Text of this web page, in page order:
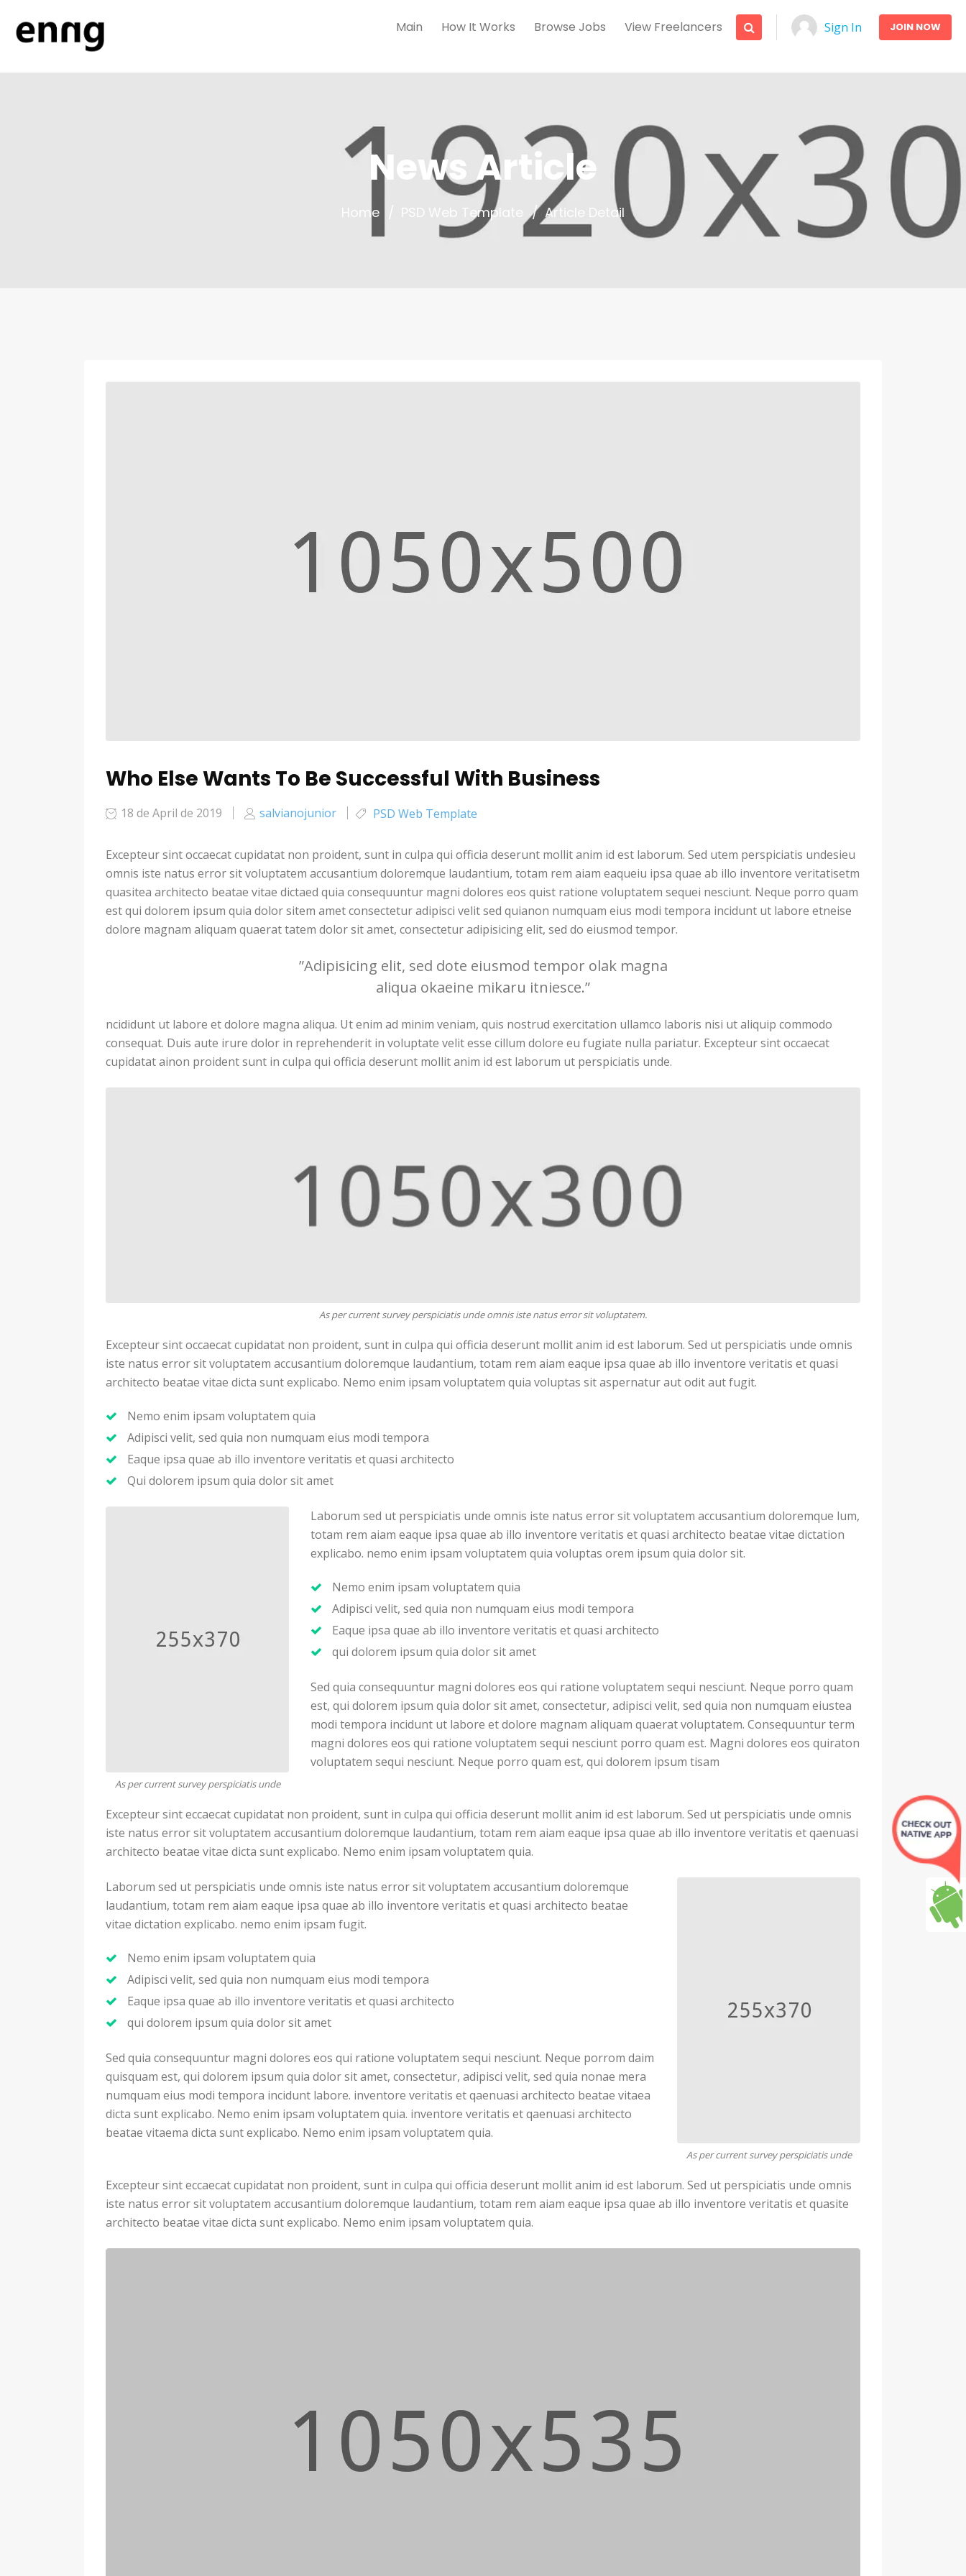
Main How It Works Browse Jobs View Freelancers Sign In JOIN NOW
News Article
Home PSD Web Template Article Detail
Who Else Wants To Be Successful With Business
18 de April de 2019 salvianojunior PSD Web Template
Excepteur sint occaecat cupidatat non proident, sunt in culpa qui officia deserunt mollit anim id est laborum. Sed utem perspiciatis undesieu
omnis iste natus error sit voluptatem accusantium doloremque laudantium, totam rem aiam eaqueiu ipsa quae ab illo inventore veritatisetm
quasitea architecto beatae vitae dictaed quia consequuntur magni dolores eos quist ratione voluptatem sequei nesciunt. Neque porro quam
est qui dolorem ipsum quia dolor sitem amet consectetur adipisci velit sed quianon numquam eius modi tempora incidunt ut labore etneise
dolore magnam aliquam quaerat tatem dolor sit amet, consectetur adipisicing elit, sed do eiusmod tempor.
”Adipisicing elit, sed dote eiusmod tempor olak magna
aliqua okaeine mikaru itniesce.”
ncididunt ut labore et dolore magna aliqua. Ut enim ad minim veniam, quis nostrud exercitation ullamco laboris nisi ut aliquip commodo
consequat. Duis aute irure dolor in reprehenderit in voluptate velit esse cillum dolore eu fugiate nulla pariatur. Excepteur sint occaecat
cupidatat ainon proident sunt in culpa qui officia deserunt mollit anim id est laborum ut perspiciatis unde.
As per current survey perspiciatis unde omnis iste natus error sit voluptatem.
Excepteur sint occaecat cupidatat non proident, sunt in culpa qui officia deserunt mollit anim id est laborum. Sed ut perspiciatis unde omnis
iste natus error sit voluptatem accusantium doloremque laudantium, totam rem aiam eaque ipsa quae ab illo inventore veritatis et quasi
architecto beatae vitae dicta sunt explicabo. Nemo enim ipsam voluptatem quia voluptas sit aspernatur aut odit aut fugit.
Nemo enim ipsam voluptatem quia
Adipisci velit, sed quia non numquam eius modi tempora
Eaque ipsa quae ab illo inventore veritatis et quasi architecto
Qui dolorem ipsum quia dolor sit amet
As per current survey perspiciatis unde
Laborum sed ut perspiciatis unde omnis iste natus error sit voluptatem accusantium doloremque lum,
totam rem aiam eaque ipsa quae ab illo inventore veritatis et quasi architecto beatae vitae dictation
explicabo. nemo enim ipsam voluptatem quia voluptas orem ipsum quia dolor sit.
Nemo enim ipsam voluptatem quia
Adipisci velit, sed quia non numquam eius modi tempora
Eaque ipsa quae ab illo inventore veritatis et quasi architecto
qui dolorem ipsum quia dolor sit amet
Sed quia consequuntur magni dolores eos qui ratione voluptatem sequi nesciunt. Neque porro quam
est, qui dolorem ipsum quia dolor sit amet, consectetur, adipisci velit, sed quia non numquam eiustea
modi tempora incidunt ut labore et dolore magnam aliquam quaerat voluptatem. Consequuntur term
magni dolores eos qui ratione voluptatem sequi nesciunt porro quam est. Magni dolores eos quiraton
voluptatem sequi nesciunt. Neque porro quam est, qui dolorem ipsum tisam
Excepteur sint eccaecat cupidatat non proident, sunt in culpa qui officia deserunt mollit anim id est laborum. Sed ut perspiciatis unde omnis
iste natus error sit voluptatem accusantium doloremque laudantium, totam rem aiam eaque ipsa quae ab illo inventore veritatis et qaenuasi
architecto beatae vitae dicta sunt explicabo. Nemo enim ipsam voluptatem quia.
As per current survey perspiciatis unde
Laborum sed ut perspiciatis unde omnis iste natus error sit voluptatem accusantium doloremque
laudantium, totam rem aiam eaque ipsa quae ab illo inventore veritatis et quasi architecto beatae
vitae dictation explicabo. nemo enim ipsam fugit.
Nemo enim ipsam voluptatem quia
Adipisci velit, sed quia non numquam eius modi tempora
Eaque ipsa quae ab illo inventore veritatis et quasi architecto
qui dolorem ipsum quia dolor sit amet
Sed quia consequuntur magni dolores eos qui ratione voluptatem sequi nesciunt. Neque porrom daim
quisquam est, qui dolorem ipsum quia dolor sit amet, consectetur, adipisci velit, sed quia nonae mera
numquam eius modi tempora incidunt labore. inventore veritatis et qaenuasi architecto beatae vitaea
dicta sunt explicabo. Nemo enim ipsam voluptatem quia. inventore veritatis et qaenuasi architecto
beatae vitaema dicta sunt explicabo. Nemo enim ipsam voluptatem quia.
Excepteur sint eccaecat cupidatat non proident, sunt in culpa qui officia deserunt mollit anim id est laborum. Sed ut perspiciatis unde omnis
iste natus error sit voluptatem accusantium doloremque laudantium, totam rem aiam eaque ipsa quae ab illo inventore veritatis et quasite
architecto beatae vitae dicta sunt explicabo. Nemo enim ipsam voluptatem quia.